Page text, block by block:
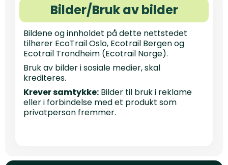
Bilder/Bruk av bilder
Bildene og innholdet på dette nettstedet
tilhører EcoTrail Oslo, Ecotrail Bergen og
Ecotrail Trondheim (Ecotrail Norge).
Bruk av bilder i sosiale medier, skal
krediteres.
Krever samtykke: Bilder til bruk i reklame
eller i forbindelse med et produkt som
privatperson fremmer.